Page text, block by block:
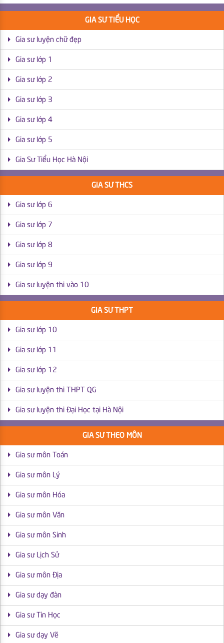
GIA SƯ TIỂU HỌC
Gia sư luyện chữ đẹp
Gia sư lớp 1
Gia sư lớp 2
Gia sư lớp 3
Gia sư lớp 4
Gia sư lớp 5
Gia Sư Tiểu Học Hà Nội
GIA SƯ THCS
Gia sư lớp 6
Gia sư lớp 7
Gia sư lớp 8
Gia sư lớp 9
Gia sư luyện thi vào 10
GIA SƯ THPT
Gia sư lớp 10
Gia sư lớp 11
Gia sư lớp 12
Gia sư luyện thi THPT QG
Gia sư luyện thi Đại Học tại Hà Nội
GIA SƯ THEO MÔN
Gia sư môn Toán
Gia sư môn Lý
Gia sư môn Hóa
Gia sư môn Văn
Gia sư môn Sinh
Gia sư Lịch Sử
Gia sư môn Địa
Gia sư dạy đàn
Gia sư Tin Học
Gia sư dạy Vẽ